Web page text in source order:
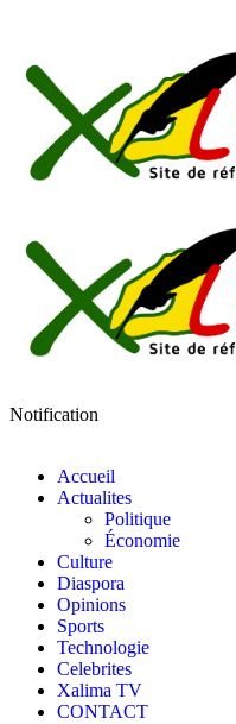
Notification
Accueil
Actualites
Politique
Économie
Culture
Diaspora
Opinions
Sports
Technologie
Celebrites
Xalima TV
CONTACT